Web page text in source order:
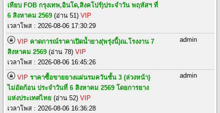
เทียบ FOB กรุงเทพ,อินโด,สิงคโปร์)ประจำวัน พฤหัสฯ ที่
6 สิงหาคม 2569 (อ่าน 51)VIP
เวลาโพส : 2026-08-06 17:30:29
VIP คาดการณ์ราคาเปิดน้ำยาง(พรุ่งนี้)ณ.โรงงาน 7
สิงหาคม 2569 (อ่าน 78)VIP
เวลาโพส : 2026-08-06 16:45:26
admin
VIP ราคาซื้อขายยางแผ่นรมควันชั้น 3 (ล่วงหน้า)
ไม่อัดก้อน ประจำวันที่ 6 สิงหาคม 2569 โดยการยาง
แห่งประเทศไทย(อ่าน 52)VIP
เวลาโพส : 2026-08-06 16:36:28
admin